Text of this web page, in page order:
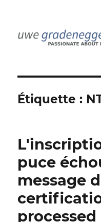
Étiquette :
puce
message